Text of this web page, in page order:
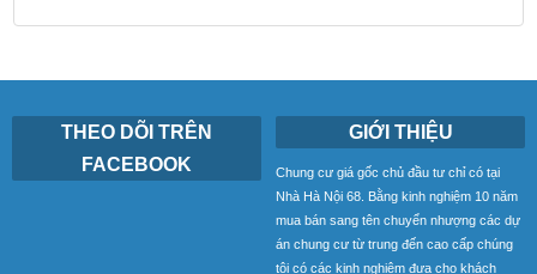
THEO DÕI TRÊN
FACEBOOK
GIỚI THIỆU
Chung cư giá gốc chủ đầu tư chỉ có tại
Nhà Hà Nội 68. Bằng kinh nghiệm 10 năm
mua bán sang tên chuyển nhượng các dự
án chung cư từ trung đến cao cấp chúng
tôi có các kinh nghiệm đưa cho khách